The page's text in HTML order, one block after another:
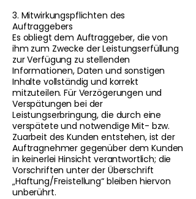
3. Mitwirkungspflichten des
Auftraggebers
Es obliegt dem Auftraggeber, die von
ihm zum Zwecke der Leistungserfüllung
zur Verfügung zu stellenden
Informationen, Daten und sonstigen
Inhalte vollständig und korrekt
mitzuteilen. Für Verzögerungen und
Verspätungen bei der
Leistungserbringung, die durch eine
verspätete und notwendige Mit- bzw.
Zuarbeit des Kunden entstehen, ist der
Auftragnehmer gegenüber dem Kunden
in keinerlei Hinsicht verantwortlich; die
Vorschriften unter der Überschrift
„Haftung/Freistellung“ bleiben hiervon
unberührt.